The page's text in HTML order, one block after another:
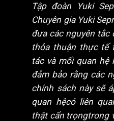
Tập đoàn Yuki
Chuyên gia Yuki
đưa các nguyên tắc
thỏa thuận thực tế
tác và mối quan hệ
đảm bảo rằng các
chính sách này sẽ
quan hệcó liên
thật cẩn trọngtrong